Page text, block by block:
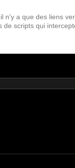
n'y a que des liens
de scripts qui